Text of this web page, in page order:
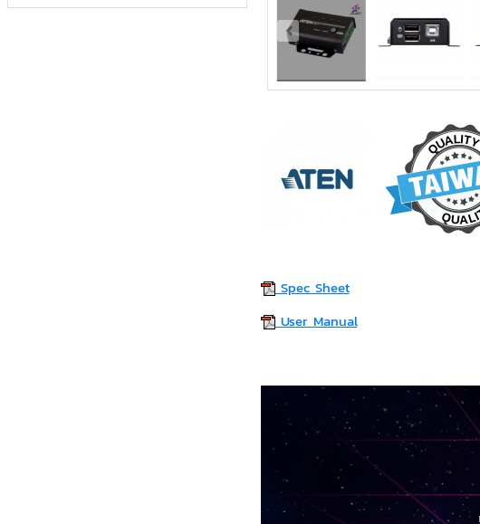
Spec Sheet
User Manual